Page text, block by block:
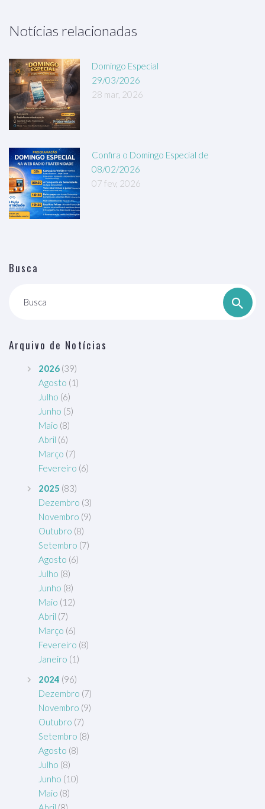
Notícias relacionadas
Domingo Especial
29/03/2026
28 mar, 2026
Confira o Domingo Especial de
08/02/2026
07 fev, 2026
Busca
Busca
Arquivo de Notícias
2026 (39)
Agosto (1)
Julho (6)
Junho (5)
Maio (8)
Abril (6)
Março (7)
Fevereiro (6)
2025 (83)
Dezembro (3)
Novembro (9)
Outubro (8)
Setembro (7)
Agosto (6)
Julho (8)
Junho (8)
Maio (12)
Abril (7)
Março (6)
Fevereiro (8)
Janeiro (1)
2024 (96)
Dezembro (7)
Novembro (9)
Outubro (7)
Setembro (8)
Agosto (8)
Julho (8)
Junho (10)
Maio (8)